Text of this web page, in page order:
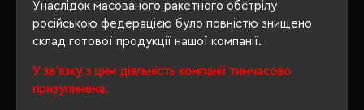
Унаслідок масованого ракетного обстрілу
російською федерацією було повністю знищено
склад готової продукції нашої компанії.
У зв'язку з цим діяльність компанії тимчасово
призупинена.
РЕКОМЕНДУЄМО